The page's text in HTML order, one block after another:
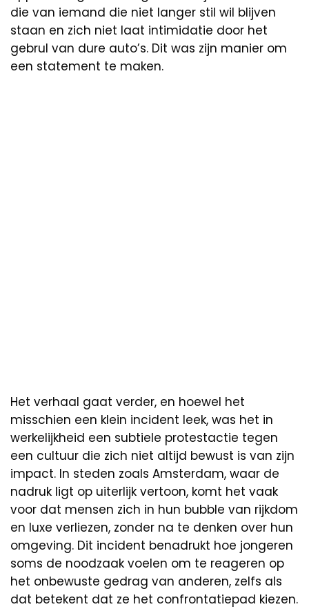
die van iemand die niet langer stil wil blijven
staan en zich niet laat intimidatie door het
gebrul van dure auto’s. Dit was zijn manier om
een statement te maken.
Het verhaal gaat verder, en hoewel het
misschien een klein incident leek, was het in
werkelijkheid een subtiele protestactie tegen
een cultuur die zich niet altijd bewust is van zijn
impact. In steden zoals Amsterdam, waar de
nadruk ligt op uiterlijk vertoon, komt het vaak
voor dat mensen zich in hun bubble van rijkdom
en luxe verliezen, zonder na te denken over hun
omgeving. Dit incident benadrukt hoe jongeren
soms de noodzaak voelen om te reageren op
het onbewuste gedrag van anderen, zelfs als
dat betekent dat ze het confrontatiepad kiezen.